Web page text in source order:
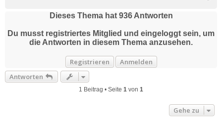
b
Dieses Thema hat 936Antworten
Du musst registriertes Mitglied und eingeloggt sein, um
die Antworten in diesem Thema anzusehen.
Registrieren
Anmelden
Antworten
1 Beitrag • Seite 1 von 1
Gehe zu